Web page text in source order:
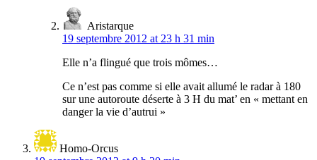
Aristarque
19 septembre 2012 at 23 h 31 min
Elle n’a flingué que trois mômes…
Ce n’est pas comme si elle avait allumé le radar à 180
sur une autoroute déserte à 3 H du mat’ en « mettant en
danger la vie d’autrui »
Homo-Orcus